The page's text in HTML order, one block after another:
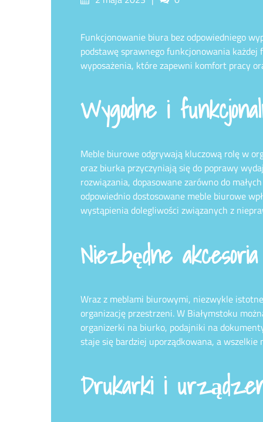
Funkcjonowanie biura bez odpowiedniego
podstawę sprawnego funkcjonowania
wyposażenia, które zapewni komfort pracy
Wygodne i
Meble biurowe odgrywają kluczową rolę w
oraz biurka przyczyniają się do poprawy
rozwiązania, dopasowane zarówno do
odpowiednio dostosowane meble biurowe
wystąpienia dolegliwości związanych z
Niezbędne
Wraz z meblami biurowymi, niezwykle
organizację przestrzeni. W Białymstoku
organizerki na biurko, podajniki na
staje się bardziej uporządkowana, a wszelkie
Drukarki i